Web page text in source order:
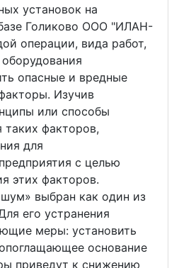
установок на
Голиково ООО "ИЛАН-
операции, вида работ,
опасные и вредные
Изучив
или способы
таких факторов,
для
с целью
этих факторов.
выбран как один из
его устранения
меры: установить
основание
приведут к снижению